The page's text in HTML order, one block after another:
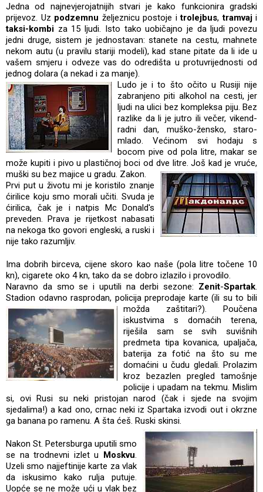
Jedna od najnevjerojatnijih stvari je kako funkcionira gradski
prijevoz. Uz podzemnu željeznicu postoje itrolejbus,tramvaji
taksi-kombi za 15 ljudi. Isto tako uobičajno je da ljudi povezu
jedni druge, sistem je jednostavan: stanete na cestu, mahnete
nekom autu (u pravilu stariji modeli), kad stane pitate da li ide u
vašem smjeru i odveze vas do odredišta u protuvrijednosti od
jednog dolara (a nekad i za manje).
Ludo je i to što očito u Rusiji nije
zabranjeno piti alkohol na cesti, jer
ljudi na ulici bez kompleksa piju. Bez
razlike da li je jutro ili večer, vikend-
radni dan, muško-žensko, staro-
mlado. Većinom svi hodaju s
bocom pive od pola litre, makar se
može kupiti i pivo u plastičnoj boci od dve litre. Još kad je vruće,
muški su bez majice u gradu. Zakon.
Prvi put u životu mi je koristilo znanje
ćirilice koju smo morali učiti. Svuda je
ćirilica, čak je i natpis Mc Donald's
preveden. Prava je rijetkost nabasati
na nekoga tko govori engleski, a ruski i
nije tako razumljiv.
Ima dobrih birceva, cijene skoro kao naše (pola litre točene 10
kn), cigarete oko 4 kn, tako da se dobro izlazilo i provodilo.
Naravno da smo se i uputili na derbi sezone: Zenit-Spartak.
Stadion odavno rasprodan, policija preprodaje karte (ili su to bili
možda zaštitari?). Poučena
iskustvima s domaćih terena,
riješila sam se svih suvišnih
predmeta tipa kovanica, upaljača,
baterija za fotić na što su me
domaćini u čudu gledali. Prolazim
kroz bezazlen pregled tamošnje
policije i upadam na tekmu. Mislim
si, ovi Rusi su neki pristojan narod (čak i sjede na svojim
sjedalima!) a kad ono, crnac neki iz Spartaka izvodi out i okrzne
ga banana po ramenu. A šta ćeš. Ruski skinsi.
Nakon St. Petersburga uputili smo
se na trodnevni izlet u Moskvu.
Uzeli smo najjeftinije karte za vlak
da iskusimo kako rulja putuje.
Uopće se ne može ući u vlak bez